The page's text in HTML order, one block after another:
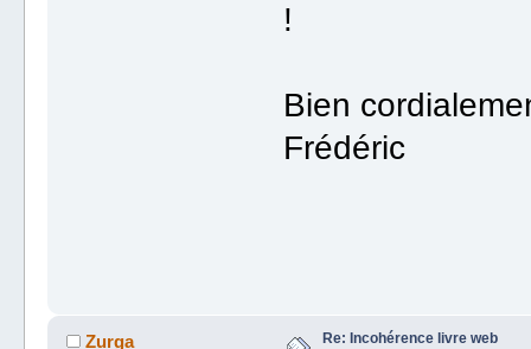
!
Bien
Frédéric
Zurga Re: Incohérence livre web